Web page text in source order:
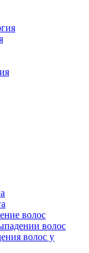
волос
волос
волос у